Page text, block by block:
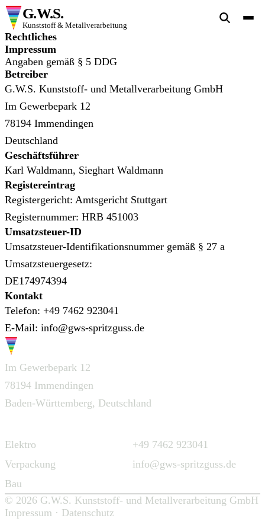
G.W.S.
Kunststoff & Metallverarbeitung
Rechtliches
Impressum
Angaben gemäß § 5 DDG
Betreiber
G.W.S. Kunststoff- und Metallverarbeitung GmbH
Im Gewerbepark 12
78194 Immendingen
Deutschland
Geschäftsführer
Karl Waldmann, Sieghart Waldmann
Registereintrag
Registergericht: Amtsgericht Stuttgart
Registernummer: HRB 451003
Umsatzsteuer-ID
Umsatzsteuer-Identifikationsnummer gemäß § 27 a
Umsatzsteuergesetz:
DE174974394
Kontakt
Telefon: +49 7462 923041
E-Mail: info@gws-spritzguss.de
Im Gewerbepark 12
78194 Immendingen
Baden-Württemberg, Deutschland
Elektro
Verpackung
Bau
+49 7462 923041
info@gws-spritzguss.de
© 2026 G.W.S. Kunststoff- und Metallverarbeitung GmbH
Impressum · Datenschutz